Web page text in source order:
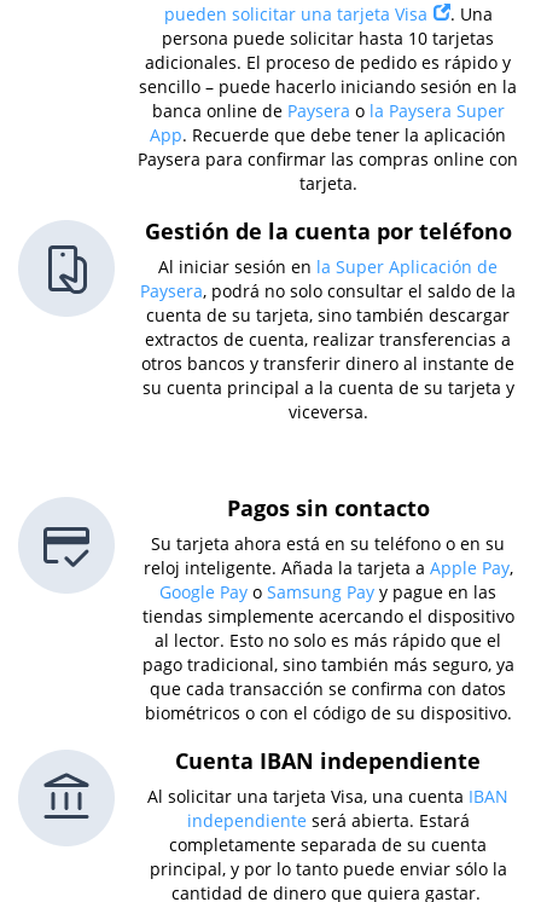
pueden solicitar una tarjeta Visa
. Una
persona puede solicitar hasta 10 tarjetas
adicionales. El proceso de pedido es rápido y
sencillo – puede hacerlo iniciando sesión en la
banca online de Paysera o la Paysera Super
App. Recuerde que debe tener la aplicación
Paysera para confirmar las compras online con
tarjeta.
Gestión de la cuenta por teléfono
Al iniciar sesión en la Super Aplicación de
Paysera, podrá no solo consultar el saldo de la
cuenta de su tarjeta, sino también descargar
extractos de cuenta, realizar transferencias a
otros bancos y transferir dinero al instante de
su cuenta principal a la cuenta de su tarjeta y
viceversa.
Pagos sin contacto
Su tarjeta ahora está en su teléfono o en su
reloj inteligente. Añada la tarjeta a Apple Pay,
Google Pay o Samsung Pay y pague en las
tiendas simplemente acercando el dispositivo
al lector. Esto no solo es más rápido que el
pago tradicional, sino también más seguro, ya
que cada transacción se confirma con datos
biométricos o con el código de su dispositivo.
Cuenta IBAN independiente
Al solicitar una tarjeta Visa, una cuenta IBAN
independiente será abierta. Estará
completamente separada de su cuenta
principal, y por lo tanto puede enviar sólo la
cantidad de dinero que quiera gastar.